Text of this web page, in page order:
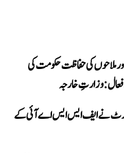
ملاحوں کی حفاظت حکومت کی
کورٹ نے ایف ایس ایس اے آئی کے